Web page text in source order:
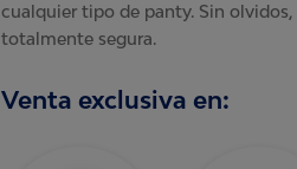
cualquier tipo de panty. Sin
totalmente segura.
Venta exclusiva en: